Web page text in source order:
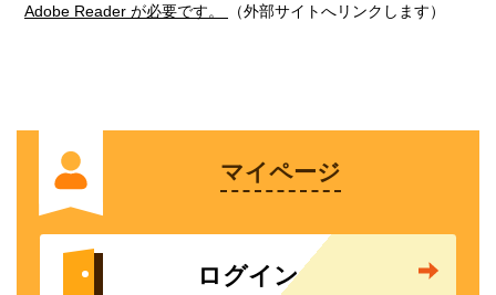
Adobe Reader が必要です。 （外部サイトへリンクします）
マイページ
ログイン